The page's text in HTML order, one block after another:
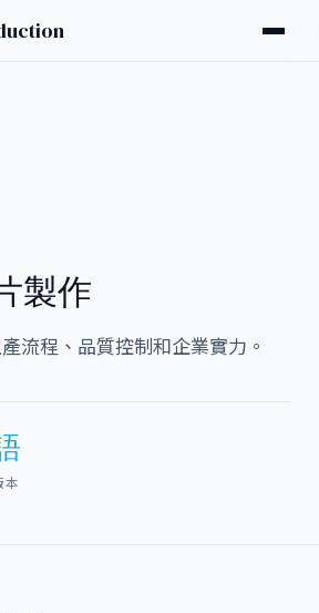
製作
流程、品質控制和企業實力。
本